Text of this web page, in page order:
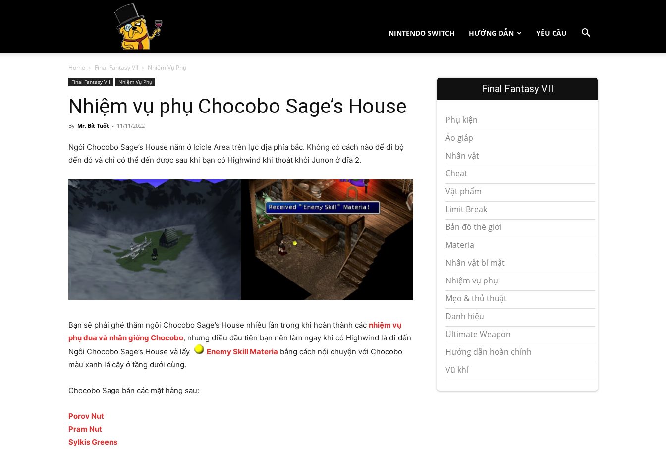
NINTENDO SWITCH HƯỚNG DẪN YÊU CẦU
Home Final Fantasy VII Nhiệm Vụ Phụ
Final Fantasy VII Nhiệm Vụ Phụ
Nhiệm vụ phụ Chocobo Sage’s House
By Mr. Bít Tuốt - 11/11/2022
Ngôi Chocobo Sage’s House nằm ở Icicle Area trên lục địa phía bắc. Không có cách nào để đi bộ
đến đó và chỉ có thể đến được sau khi bạn có Highwind khi thoát khỏi Junon ở đĩa 2.
Bạn sẽ phải ghé thăm ngôi Chocobo Sage’s House nhiều lần trong khi hoàn thành các nhiệm vụ
phụ đua và nhân giống Chocobo, nhưng điều đầu tiên bạn nên làm ngay khi có Highwind là đi đến
Ngôi Chocobo Sage’s House và lấy
Enemy Skill Materia bằng cách nói chuyện với Chocobo
màu xanh lá cây ở tầng dưới cùng.
Chocobo Sage bán các mặt hàng sau:
Porov Nut
Pram Nut
Sylkis Greens
Final Fantasy VII
Phụ kiện
Áo giáp
Nhân vật
Cheat
Vật phẩm
Limit Break
Bản đồ thế giới
Materia
Nhân vật bí mật
Nhiệm vụ phụ
Mẹo & thủ thuật
Danh hiệu
Ultimate Weapon
Hướng dẫn hoàn chỉnh
Vũ khí